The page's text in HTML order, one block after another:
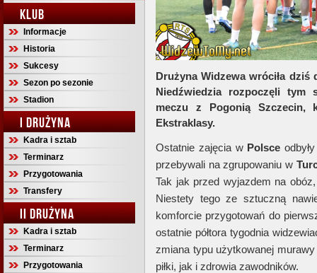
KLUB
Informacje
Historia
Sukcesy
Sezon po sezonie
Stadion
I DRUŻYNA
Kadra i sztab
Terminarz
Przygotowania
Transfery
II DRUŻYNA
Kadra i sztab
Terminarz
Przygotowania
Drużyna Widzewa wróciła dziś
Niedźwiedzia rozpoczęli tym
meczu z Pogonią Szczecin,
Ekstraklasy.
Ostatnie zajęcia w Polsce
przebywali na zgrupowaniu w
Tak jak przed wyjazdem na
Niestety tego ze sztuczną
komforcie przygotowań do
ostatnie półtora tygodnia
zmiana typu użytkowanej
piłki, jak i zdrowia zawodników.